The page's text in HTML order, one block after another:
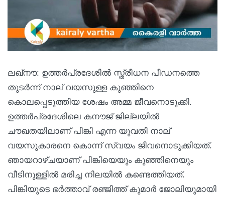
ലഖ്നൗ: ഉത്തർപ്രദേശിൽ സ്ത്രീധന പീഡനത്തെ
തുടർന്ന് നാല് വയസുള്ള കുഞ്ഞിനെ
കൊലപ്പെടുത്തിയ ശേഷം അമ്മ ജീവനൊടുക്കി.
ഉത്തർപ്രദേശിലെ കനൗജ് ജില്ലയിൽ
ചൗഖതയിലാണ് പിങ്കി എന്ന യുവതി നാല്
വയസുകാരനെ കൊന്ന് സ്വയം ജീവനൊടുക്കിയത്.
ഞായറാഴ്ചയാണ് പിങ്കിയെയും കുഞ്ഞിനെയും
വീടിനുള്ളിൽ മരിച്ച നിലയിൽ കണ്ടെത്തിയത്.
പിങ്കിയുടെ ഭർത്താവ് രഞ്ജിത്ത് കുമാർ ജോലിയുമായി